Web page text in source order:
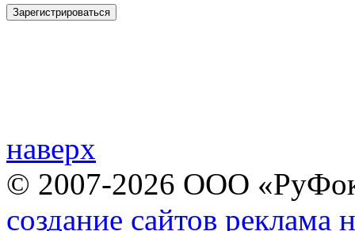
Зарегистрироваться
наверх
© 2007-2026 ООО
создание сайтов реклама